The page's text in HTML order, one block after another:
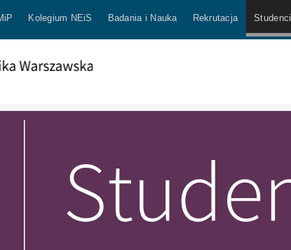
Kolegium NEiS Badania i Nauka Rekrutacja Studenci